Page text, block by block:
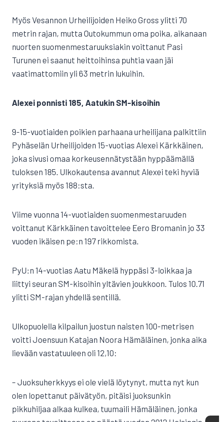
Myös Vesannon Urheilijoiden Heiko Gross ylitti 70
metrin rajan, mutta Outokummun oma poika, aikanaan
nuorten suomenmestaruuksiakin voittanut Pasi
Turunen ei saanut heittoihinsa puhtia vaan jäi
vaatimattomiin yli 63 metrin lukuihin.
Alexei ponnisti 185, Aatukin SM-kisoihin
9-15-vuotiaiden poikien parhaana urheilijana palkittiin
Pyhäselän Urheilijoiden 15-vuotias Alexei Kärkkäinen,
joka sivusi omaa korkeusennätystään hyppäämällä
tuloksen 185. Ulkokautensa avannut Alexei teki hyviä
yrityksiä myös 188:sta.
Viime vuonna 14-vuotiaiden suomenmestaruuden
voittanut Kärkkäinen tavoittelee Eero Bromanin jo 33
vuoden ikäisen pe:n 197 rikkomista.
PyU:n 14-vuotias Aatu Mäkelä hyppäsi 3-loikkaa ja
liittyi seuran SM-kisoihin yltävien joukkoon. Tulos 10.71
ylitti SM-rajan yhdellä sentillä.
Ulkopuolella kilpailun juostun naisten 100-metrisen
voitti Joensuun Katajan Noora Hämäläinen, jonka aika
lievään vastatuuleen oli 12,10:
– Juoksuherkkyys ei ole vielä löytynyt, mutta nyt kun
olen lopettanut päivätyön, pitäisi juoksunkin
pikkuhiljaa alkaa kulkea, tuumaili Hämäläinen, jonka